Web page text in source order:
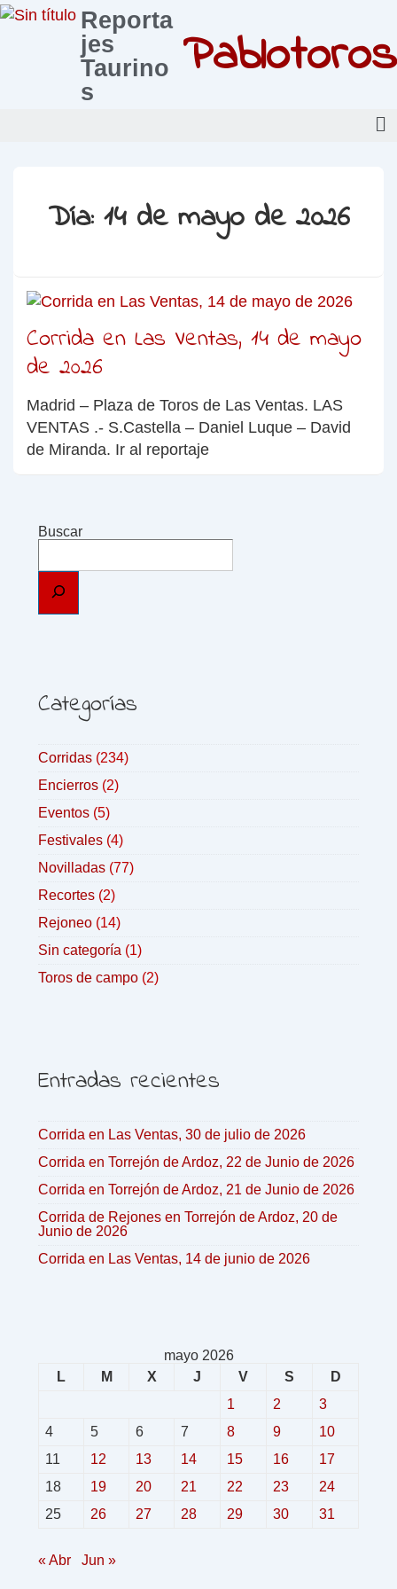
Reporta
jes
Taurino
s
Pablotoros
Día: 14 de mayo de 2026
Corrida en Las Ventas, 14 de mayo
de 2026
Madrid – Plaza de Toros de Las Ventas. LAS
VENTAS .- S.Castella – Daniel Luque – David
de Miranda. Ir al reportaje
Buscar
Categorías
Corridas (234)
Encierros (2)
Eventos (5)
Festivales (4)
Novilladas (77)
Recortes (2)
Rejoneo (14)
Sin categoría (1)
Toros de campo (2)
Entradas recientes
Corrida en Las Ventas, 30 de julio de 2026
Corrida en Torrejón de Ardoz, 22 de Junio de 2026
Corrida en Torrejón de Ardoz, 21 de Junio de 2026
Corrida de Rejones en Torrejón de Ardoz, 20 de
Junio de 2026
Corrida en Las Ventas, 14 de junio de 2026
mayo 2026
L
M X J V S
D
1
2
3
4
5 6 7 8 9
10
11
12 13 14 15 16
17
18
19 20 21 22 23
24
25
26 27 28 29 30 31
« Abr Jun »